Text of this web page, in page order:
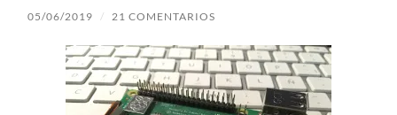
05/06/2019 / 21 COMENTARIOS